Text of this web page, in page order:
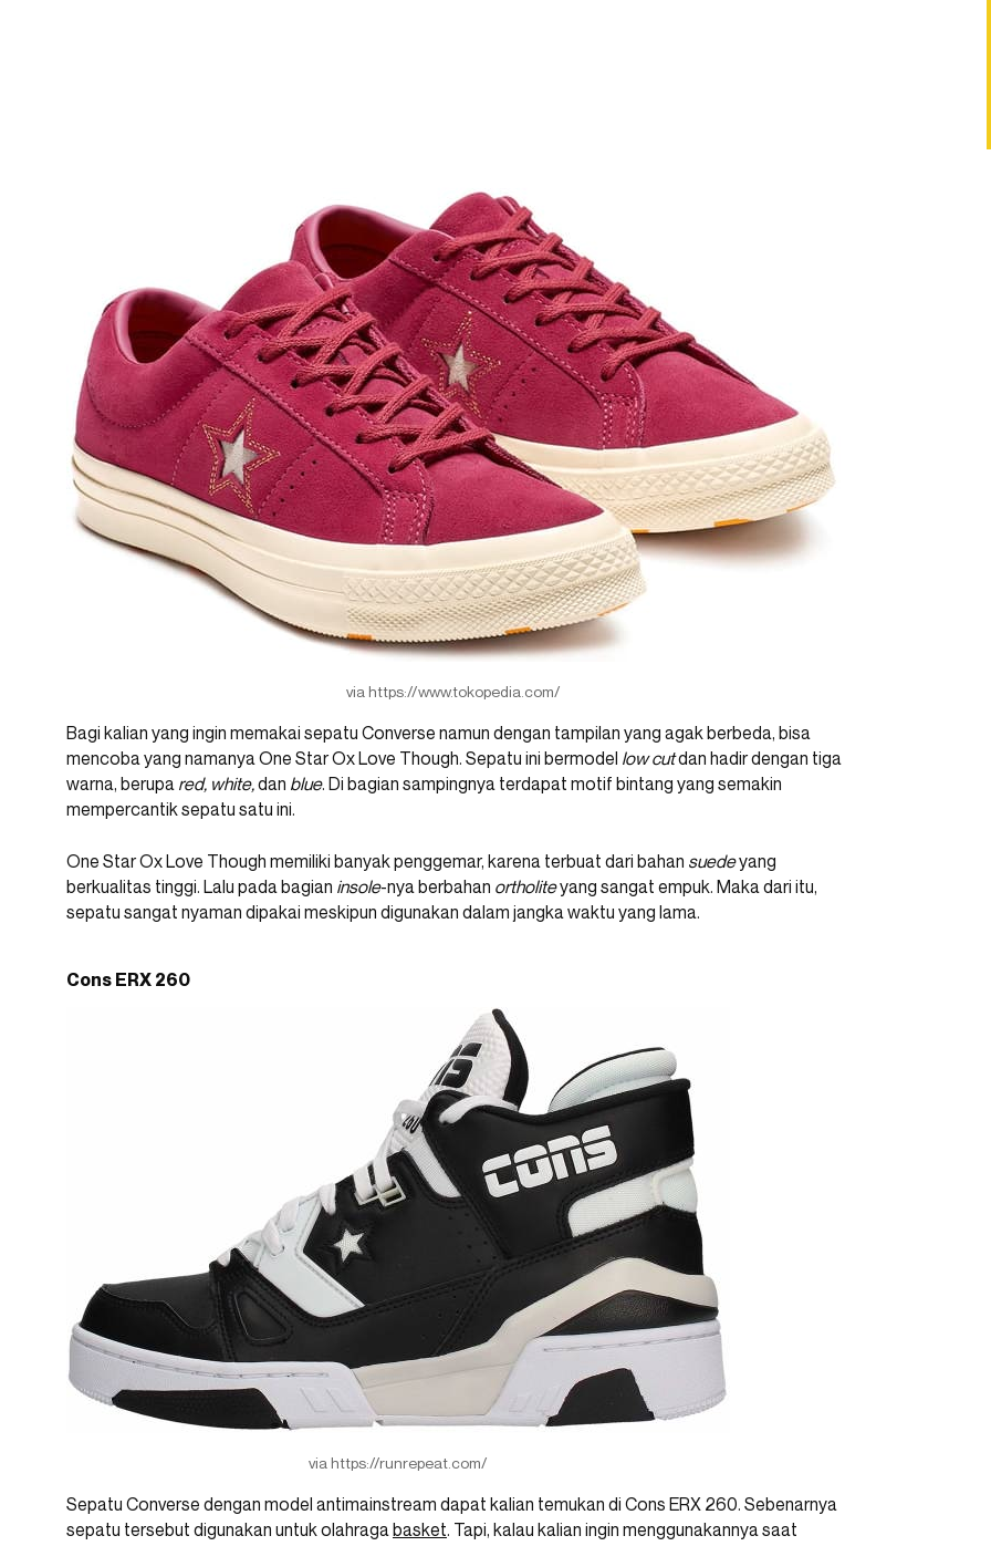
via https://www.tokopedia.com/
Bagi kalian yang ingin memakai sepatu Converse namun dengan tampilan yang agak berbeda, bisa
mencoba yang namanya One Star Ox Love Though. Sepatu ini bermodel low cutdan hadir dengan tiga
warna, berupa red, white,dan blue. Di bagian sampingnya terdapat motif bintang yang semakin
mempercantik sepatu satu ini.
One Star Ox Love Though memiliki banyak penggemar, karena terbuat dari bahan suedeyang
berkualitas tinggi. Lalu pada bagian insole-nya berbahan ortholiteyang sangat empuk. Maka dari itu,
sepatu sangat nyaman dipakai meskipun digunakan dalam jangka waktu yang lama.
Cons ERX 260
via https://runrepeat.com/
Sepatu Converse dengan model antimainstream dapat kalian temukan di Cons ERX 260. Sebenarnya
sepatu tersebut digunakan untuk olahragabasket. Tapi, kalau kalian ingin menggunakannya saat